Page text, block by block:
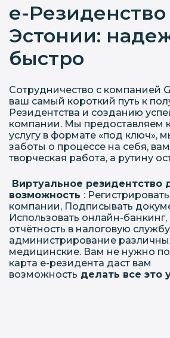
е-Резиденство
Эстонии:
быстро
Сотрудничество с компанией
ваш самый короткий путь к
Резидентства и созданию
компании. Мы предоставляем
услугу в формате «под ключ»,
заботы о процессе на себя, вам
творческая работа, а рутину
Виртуальное резидентство
возможность :
компании, Подписывать
Использовать онлайн-
отчётность в налоговую
администрирование
медицинские. Вам не нужно
карта е-резидента даст вам
возможность делать все это